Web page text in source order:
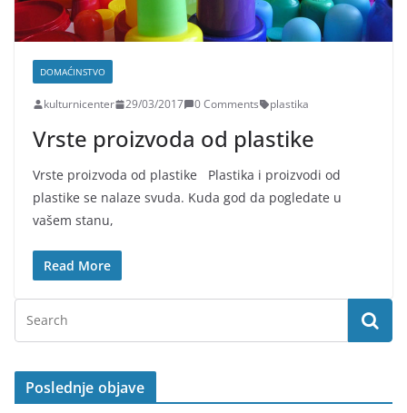
DOMAĆINSTVO
kulturnicenter 29/03/2017 0 Comments plastika
Vrste proizvoda od plastike
Vrste proizvoda od plastike Plastika i proizvodi od
plastike se nalaze svuda. Kuda god da pogledate u
vašem stanu,
Read More
Poslednje objave